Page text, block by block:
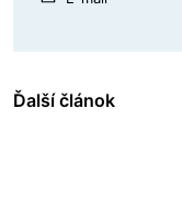
Ďalší článok